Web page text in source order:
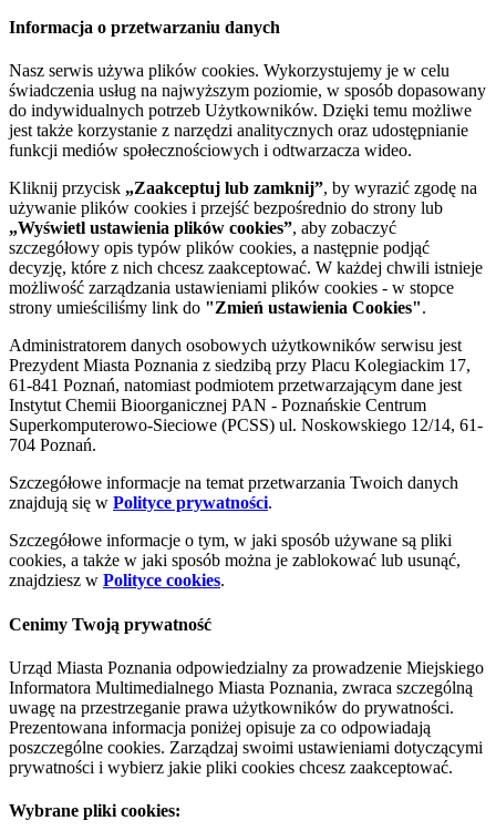
Informacja o przetwarzaniu danych
Nasz serwis używa plików cookies. Wykorzystujemy je w celu
świadczenia usług na najwyższym poziomie, w sposób dopasowany
do indywidualnych potrzeb Użytkowników. Dzięki temu możliwe
jest także korzystanie z narzędzi analitycznych oraz udostępnianie
funkcji mediów społecznościowych i odtwarzacza wideo.
Kliknij przycisk „Zaakceptuj lub zamknij”, by wyrazić zgodę na
używanie plików cookies i przejść bezpośrednio do strony lub
„Wyświetl ustawienia plików cookies”, aby zobaczyć
szczegółowy opis typów plików cookies, a następnie podjąć
decyzję, które z nich chcesz zaakceptować. W każdej chwili istnieje
możliwość zarządzania ustawieniami plików cookies - w stopce
strony umieściliśmy link do "Zmień ustawienia Cookies".
Administratorem danych osobowych użytkowników serwisu jest
Prezydent Miasta Poznania z siedzibą przy Placu Kolegiackim 17,
61-841 Poznań, natomiast podmiotem przetwarzającym dane jest
Instytut Chemii Bioorganicznej PAN - Poznańskie Centrum
Superkomputerowo-Sieciowe (PCSS) ul. Noskowskiego 12/14, 61-
704 Poznań.
Szczegółowe informacje na temat przetwarzania Twoich danych
znajdują się w Polityce prywatności.
Szczegółowe informacje o tym, w jaki sposób używane są pliki
cookies, a także w jaki sposób można je zablokować lub usunąć,
znajdziesz w Polityce cookies.
Cenimy Twoją prywatność
Urząd Miasta Poznania odpowiedzialny za prowadzenie Miejskiego
Informatora Multimedialnego Miasta Poznania, zwraca szczególną
uwagę na przestrzeganie prawa użytkowników do prywatności.
Prezentowana informacja poniżej opisuje za co odpowiadają
poszczególne cookies. Zarządzaj swoimi ustawieniami dotyczącymi
prywatności i wybierz jakie pliki cookies chcesz zaakceptować.
Wybrane pliki cookies: